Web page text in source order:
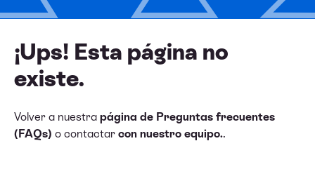
¡Ups! Esta página no
existe.
Volver a nuestra página de Preguntas frecuentes
(FAQs) o contactar con nuestro equipo..